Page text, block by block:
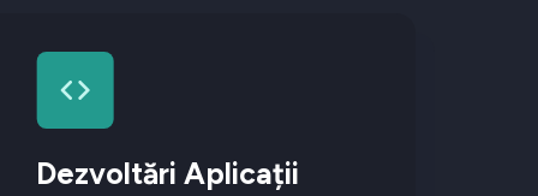
Dezvoltări Aplicații